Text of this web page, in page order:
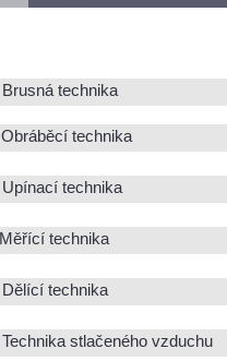
Brusná technika
Obráběcí technika
Upínací technika
Měřící technika
Dělící technika
Technika stlačeného vzduchu